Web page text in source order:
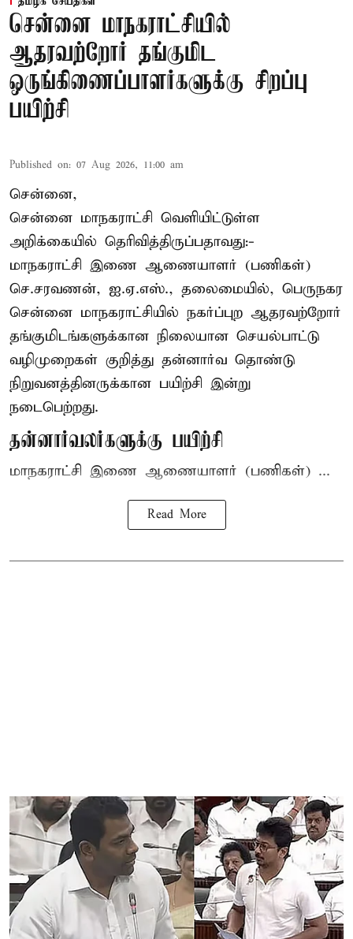
சென்னை மாநகராட்சியில்
ஆதரவற்றோர் தங்குமிட
ஒருங்கிணைப்பாளர்களுக்கு சிறப்பு
பயிற்சி
Published on: 07 Aug 2026, 11:00 am
சென்னை,
சென்னை மாநகராட்சி வெளியிட்டுள்ள
அறிக்கையில் தெரிவித்திருப்பதாவது:-
மாநகராட்சி இணை ஆணையாளர் (பணிகள்)
செ.சரவணன், ஐ.ஏ.எஸ்., தலைமையில், பெருநகர
சென்னை மாநகராட்சியில் நகர்ப்புற ஆதரவற்றோர்
தங்குமிடங்களுக்கான நிலையான செயல்பாட்டு
வழிமுறைகள் குறித்து தன்னார்வ தொண்டு
நிறுவனத்தினருக்கான பயிற்சி இன்று
நடைபெற்றது.
தன்னார்வலர்களுக்கு பயிற்சி
மாநகராட்சி இணை ஆணையாளர் (பணிகள்) ...
Read More